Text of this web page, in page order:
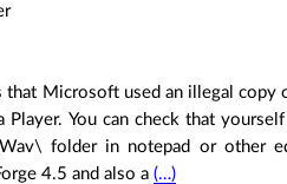
Microsoft used an illegal copy
You can check that
folder in notepad or other
4.5 and also a(…)